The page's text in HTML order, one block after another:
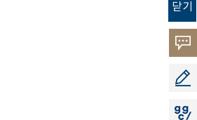
닫기
고객
소리
공모
지지